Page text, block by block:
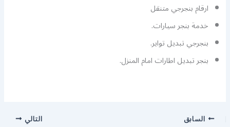
ارقام بنجرجي متنقل
خدمة بنجر سيارات.
بنجرجي تبديل تواير.
بنجر تبديل اطارات امام المنزل.
السابق التالي